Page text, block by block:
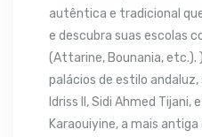
autêntica e tradicional
e descubra suas escolas
(Attarine, Bounania, etc.).
palácios de estilo
Idriss II, Sidi Ahmed Tijani,
Karaouiyine, a mais